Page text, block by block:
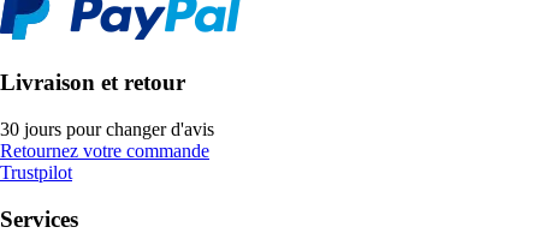
Livraison et retour
30 jours pour changer d'avis
Retournez votre commande
Trustpilot
Services